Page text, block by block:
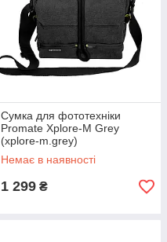
Сумка для фототехніки
Promate Xplore-M Grey
(xplore-m.grey)
Немає в наявності
1 299 ₴